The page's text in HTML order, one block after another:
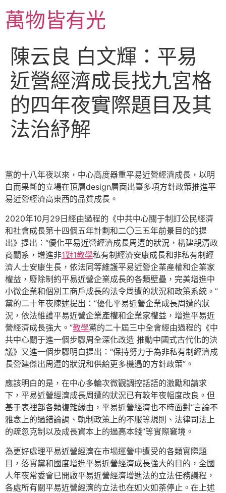
主萬物皆有光
陳云良 白文輝：平易
近營經濟成長找九宮格
的四年夜實際題目及其
法治紓解
黨的十八年夜以來，中心高度器重平易近營經濟成長，以明
白而果斷的立場在頂層design層面出臺多項方針政策推進平
易近營經濟高東西的品質成長。
2020年10月29日經由過程的《中共中心關于制訂公民經濟
和社會成長第十四個五年計劃和二〇三五年前景目的的提
出》提出：“優化平易近營經濟成長周遭的狀況，構建親清政
商關系，增進非1對1教學私有制經濟安康成長和非私有制經
濟人士安康生長，依法同等維護平易近營企業產權和企業家
權益，廢除制約平易近營企業成長的各類壁壘，完美增進中
小微企業和個別工商戶成長的法令周遭的狀況和政策系統。”
黨的二十年夜陳述提出：“優化平易近營企業成長周遭的狀
況，依法維護平易近營企業產權和企業家權益，增進平易近
營經濟成長強大。”教學黨的二十屆三中全會經由過程的《中
共中心關于進一個步驟周全深化改造 推動中國式古代化的決
議》又進一個步驟明白提出：“保持努力于為非私有制經濟成
長營建傑出周遭的狀況和供給更多機遇的方針政策”。
應該明白的是，在中心多輪次微觀調控話語的激勵和請求
下，平易近營經濟成長周遭的狀況已有較年夜幅度改良。但
基于表裡部各類復雜緣由，平易近營經濟也不時面對“言論不
雅念上的過錯論調、軌制政策上的不服等規則、法律司法上
的疏忽克制以及成長資本上的過高本錢”等實際窘境。
為更好處理平易近營經濟在市場運營中遭受的各類實際題
目，落實黨和國度增進平易近營經濟成長強大的目的，全國
人年夜常委會已開啟平易近營經濟增進法的立法任務議程，
各處所有關平易近營經濟的立法也在如火如荼停止。在上述